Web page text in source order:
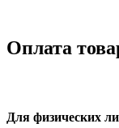
Оплата
Для физических